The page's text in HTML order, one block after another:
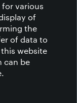
for various
of
the
of data to
website
can be